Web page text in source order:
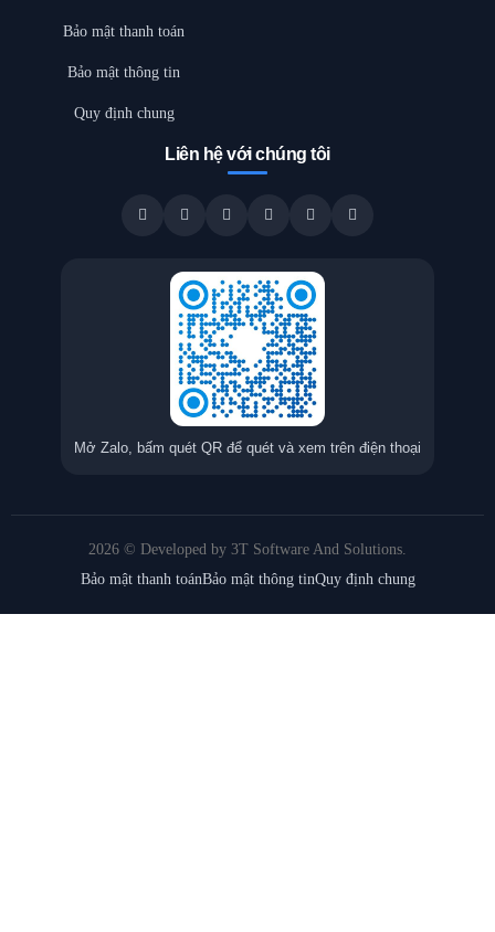
Bảo mật thanh toán
Bảo mật thông tin
Quy định chung
Liên hệ với chúng tôi
Mở Zalo, bấm quét QR để quét và xem trên điện thoại
2026 © Developed by 3T Software And Solutions.
Bảo mật thanh toánBảo mật thông tinQuy định chung